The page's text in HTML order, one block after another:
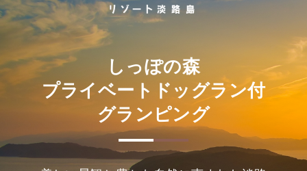
しっぽの森
プライベートドッグラン付
グランピング